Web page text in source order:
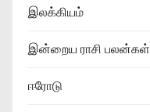
இலக்கியம்
இன்றைய ராசி பலன்கள்
ஈரோடு